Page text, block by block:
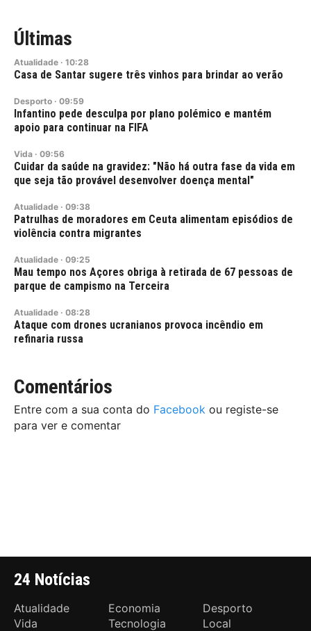
Últimas
Atualidade · 10:28
Casa de Santar sugere três vinhos para brindar ao verão
Desporto · 09:59
Infantino pede desculpa por plano polémico e mantém
apoio para continuar na FIFA
Vida · 09:56
Cuidar da saúde na gravidez: "Não há outra fase da vida em
que seja tão provável desenvolver doença mental"
Atualidade · 09:38
Patrulhas de moradores em Ceuta alimentam episódios de
violência contra migrantes
Atualidade · 09:25
Mau tempo nos Açores obriga à retirada de 67 pessoas de
parque de campismo na Terceira
Atualidade · 08:28
Ataque com drones ucranianos provoca incêndio em
refinaria russa
Comentários
Entre com a sua conta do Facebook ou registe-se
para ver e comentar
24 Notícias
Atualidade Economia
Desporto
Vida
Tecnologia Local